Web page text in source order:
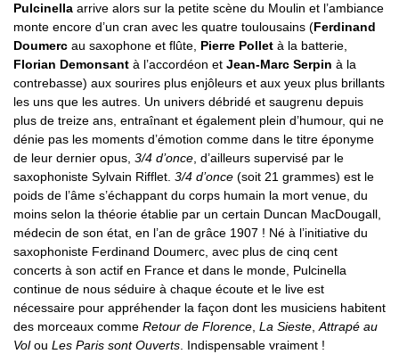
Pulcinella arrive alors sur la petite scène du Moulin et l’ambiance
monte encore d’un cran avec les quatre toulousains (Ferdinand
Doumerc au saxophone et flûte, Pierre Pollet à la batterie,
Florian Demonsant à l’accordéon et Jean-Marc Serpin à la
contrebasse) aux sourires plus enjôleurs et aux yeux plus brillants
les uns que les autres. Un univers débridé et saugrenu depuis
plus de treize ans, entraînant et également plein d’humour, qui ne
dénie pas les moments d’émotion comme dans le titre éponyme
de leur dernier opus, 3/4 d’once, d’ailleurs supervisé par le
saxophoniste Sylvain Rifflet. 3/4 d’once (soit 21 grammes) est le
poids de l’âme s’échappant du corps humain la mort venue, du
moins selon la théorie établie par un certain Duncan MacDougall,
médecin de son état, en l’an de grâce 1907 ! Né à l’initiative du
saxophoniste Ferdinand Doumerc, avec plus de cinq cent
concerts à son actif en France et dans le monde, Pulcinella
continue de nous séduire à chaque écoute et le live est
nécessaire pour appréhender la façon dont les musiciens habitent
des morceaux comme Retour de Florence, La Sieste,Attrapé au
Volou Les Paris sont Ouverts. Indispensable vraiment !